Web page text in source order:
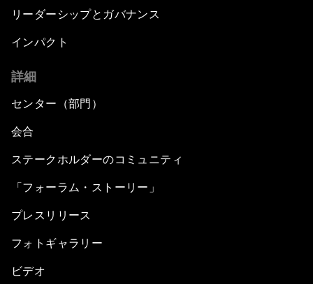
リーダーシップとガバナンス
インパクト
詳細
センター（部門）
会合
ステークホルダーのコミュニティ
「フォーラム・ストーリー」
プレスリリース
フォトギャラリー
ビデオ